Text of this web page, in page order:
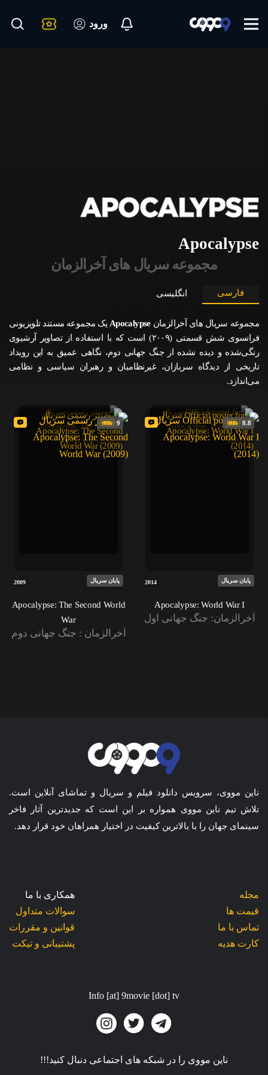
ورود
Apocalypse
مجموعه سریال های آخرالزمان
فارسی انگلیسی
مجموعه سریال های آخرالزمان Apocalypse
یک مجموعه مستند تلویزیونی
فرانسوی شش قسمتی (۲۰۰۹) است که با استفاده از تصاویر آرشیوی
رنگی‌شده و دیده نشده از جنگ جهانی دوم، نگاهی عمیق به این رویداد
تاریخی از دیدگاه سربازان، غیرنظامیان و رهبران سیاسی و نظامی
می‌اندازد.
8.8
پایان سریال 2014
Apocalypse: World War I
آخرالزمان: جنگ جهانی اول
9
پایان سریال 2009
Apocalypse: The Second World
War
آخرالزمان : جنگ جهانی دوم
ناین مووی، سرویس دانلود فیلم و سریال و تماشای آنلاین است.
تلاش تیم ناین مووی همواره بر این است که جدیدترین آثار فاخر
سینمای جهان را با بالاترین کیفیت در اختیار همراهان خود قرار دهد.
مجله
قیمت ها
تماس با ما
کارت هدیه
همکاری با ما
سوالات متداول
قوانین و مقررات
پشتیبانی و تیکت
Info [at] 9movie [dot] tv
ناین مووی را در شبکه های اجتماعی دنبال کنید!!!